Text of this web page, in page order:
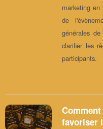
marketing
de
générales
clarifier les
participants.
favoriser